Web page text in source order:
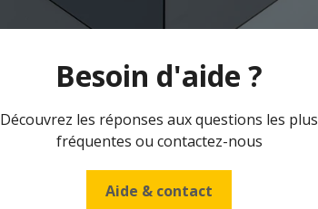
Besoin d'aide ?
Découvrez les réponses aux questions les plus
fréquentes ou contactez-nous
Aide & contact